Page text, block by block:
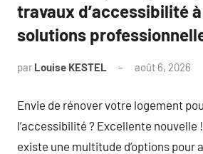
travaux d’accessibilité
solutions
par Louise KESTEL août 6, 2026
Envie de rénover votre logement
l’accessibilité ? Excellente nouvelle
existe une multitude d’options pour